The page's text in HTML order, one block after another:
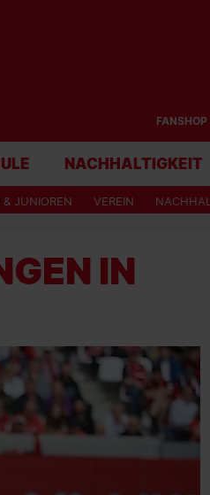
FANSHOP
NACHHALTIGKEIT
JUNIOREN VEREIN
IN